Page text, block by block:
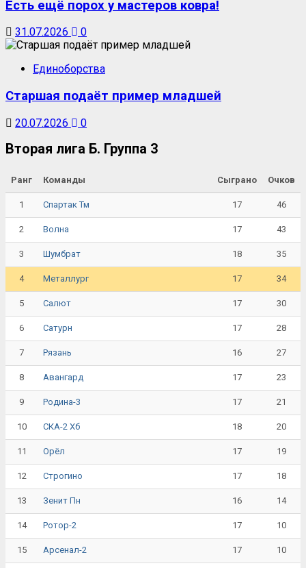
Есть ещё порох у мастеров ковра!
31.07.2026 0
Единоборства
Старшая подаёт пример младшей
20.07.2026 0
Вторая лига Б. Группа 3
Ранг Команды Сыграно Очков
1 Спартак Тм 17 46
2 Волна 17 43
3 Шумбрат 18 35
4 Металлург 17 34
5 Салют 17 30
6 Сатурн 17 28
7 Рязань 16 27
8 Авангард 17 23
9 Родина-3 17 21
10 СКА-2 Хб 18 20
11 Орёл 17 19
12 Строгино 17 18
13 Зенит Пн 16 14
14 Ротор-2 17 10
15 Арсенал-2 17 10